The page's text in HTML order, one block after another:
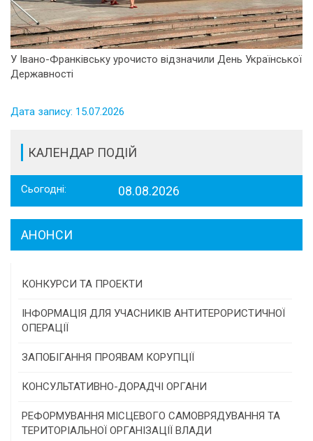
У Івано-Франківську урочисто відзначили День Української
Державності
Дата запису: 15.07.2026
КАЛЕНДАР ПОДІЙ
Сьогодні: 08.08.2026
АНОНСИ
КОНКУРСИ ТА ПРОЕКТИ
Конкурс проектів та програм місцевого
самоврядування
Конкурс інститутів громадянського суспільства
Програми/конкурси МТД
ІНФОРМАЦІЯ ДЛЯ УЧАСНИКІВ АНТИТЕРОРИСТИЧНОЇ
ОПЕРАЦІЇ
ЗАПОБІГАННЯ ПРОЯВАМ КОРУПЦІЇ
КОНСУЛЬТАТИВНО-ДОРАДЧІ ОРГАНИ
Консультативна рада
РЕФОРМУВАННЯ МІСЦЕВОГО САМОВРЯДУВАННЯ ТА
ТЕРИТОРІАЛЬНОЇ ОРГАНІЗАЦІЇ ВЛАДИ